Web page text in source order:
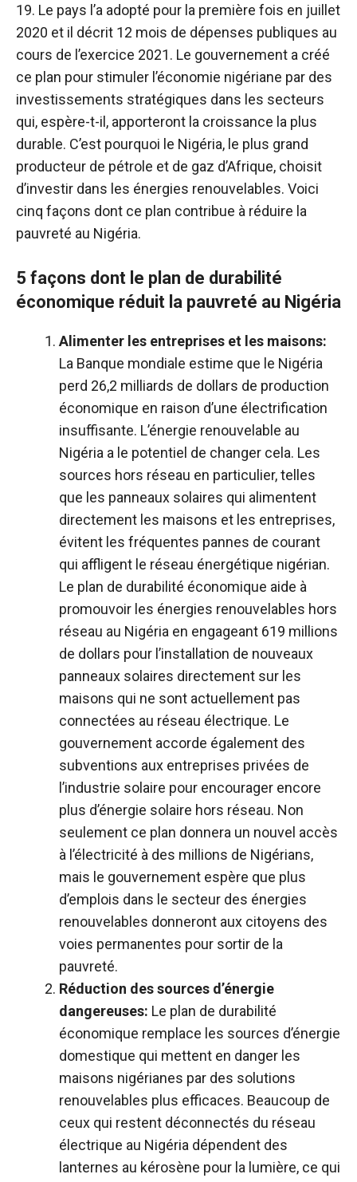
19. Le pays l’a adopté pour la première fois en juillet
2020 et il décrit 12 mois de dépenses publiques au
cours de l’exercice 2021. Le gouvernement a créé
ce plan pour stimuler l’économie nigériane par des
investissements stratégiques dans les secteurs
qui, espère-t-il, apporteront la croissance la plus
durable. C’est pourquoi le Nigéria, le plus grand
producteur de pétrole et de gaz d’Afrique, choisit
d’investir dans les énergies renouvelables. Voici
cinq façons dont ce plan contribue à réduire la
pauvreté au Nigéria.
5 façons dont le plan de durabilité
économique réduit la pauvreté au Nigéria
Alimenter les entreprises et les maisons:
La Banque mondiale estime que le Nigéria
perd 26,2 milliards de dollars de production
économique en raison d’une électrification
insuffisante. L’énergie renouvelable au
Nigéria a le potentiel de changer cela. Les
sources hors réseau en particulier, telles
que les panneaux solaires qui alimentent
directement les maisons et les entreprises,
évitent les fréquentes pannes de courant
qui affligent le réseau énergétique nigérian.
Le plan de durabilité économique aide à
promouvoir les énergies renouvelables hors
réseau au Nigéria en engageant 619 millions
de dollars pour l’installation de nouveaux
panneaux solaires directement sur les
maisons qui ne sont actuellement pas
connectées au réseau électrique. Le
gouvernement accorde également des
subventions aux entreprises privées de
l’industrie solaire pour encourager encore
plus d’énergie solaire hors réseau. Non
seulement ce plan donnera un nouvel accès
à l’électricité à des millions de Nigérians,
mais le gouvernement espère que plus
d’emplois dans le secteur des énergies
renouvelables donneront aux citoyens des
voies permanentes pour sortir de la
pauvreté.
Réduction des sources d’énergie
dangereuses: Le plan de durabilité
économique remplace les sources d’énergie
domestique qui mettent en danger les
maisons nigérianes par des solutions
renouvelables plus efficaces. Beaucoup de
ceux qui restent déconnectés du réseau
électrique au Nigéria dépendent des
lanternes au kérosène pour la lumière, ce qui